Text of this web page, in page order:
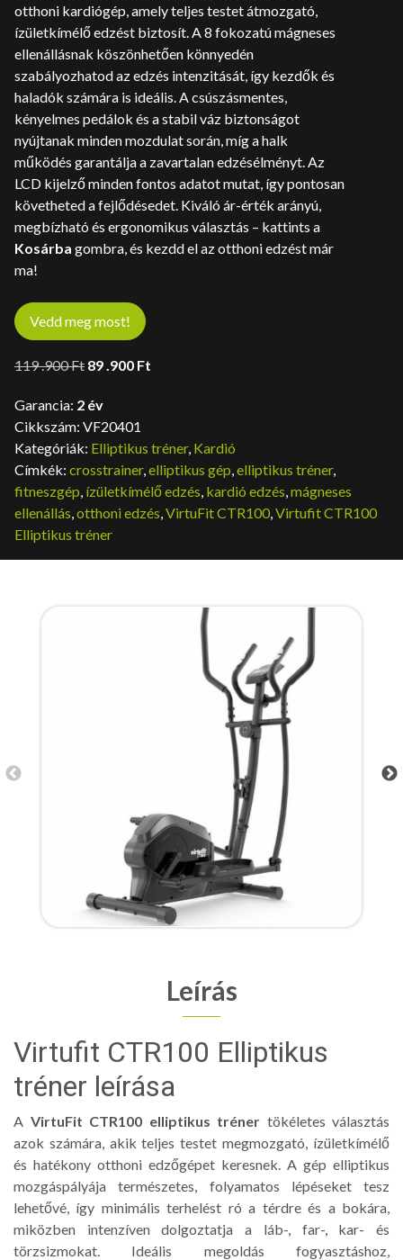
otthoni kardiógép, amely teljes testet átmozgató,
ízületkímélő edzést biztosít. A 8 fokozatú mágneses
ellenállásnak köszönhetően könnyedén
szabályozhatod az edzés intenzitását, így kezdők és
haladók számára is ideális. A csúszásmentes,
kényelmes pedálok és a stabil váz biztonságot
nyújtanak minden mozdulat során, míg a halk
működés garantálja a zavartalan edzésélményt. Az
LCD kijelző minden fontos adatot mutat, így pontosan
követheted a fejlődésedet. Kiváló ár-érték arányú,
megbízható és ergonomikus választás – kattints a
Kosárba gombra, és kezdd el az otthoni edzést már
ma!
Vedd meg most!
119 .900Ft Original
was:
119
.900 Ft.
89 .900 Ft
.900 Ft.
Garancia: 2 év
Cikkszám: VF20401
Kategóriák: Elliptikus tréner, Kardió
Címkék: crosstrainer,elliptikus gép,elliptikus tréner,
fitneszgép, ízületkímélő edzés, kardió edzés,mágneses
ellenállás,otthoni edzés,VirtuFit CTR100,Virtufit CTR100
Elliptikus tréner
Leírás
Virtufit CTR100 Elliptikus
tréner leírása
A VirtuFit CTR100 elliptikus tréner tökéletes választás
azok számára, akik teljes testet megmozgató, ízületkímélő
és hatékony otthoni edzőgépet keresnek. A gép elliptikus
mozgáspályája természetes, folyamatos lépéseket tesz
lehetővé, így minimális terhelést ró a térdre és a bokára,
miközben intenzíven dolgoztatja a láb-, far-, kar- és
törzsizmokat. Ideális megoldás fogyasztáshoz,